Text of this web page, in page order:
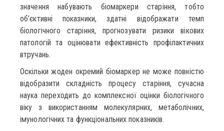
значення набувають біомаркери старіння, тобто
об’єктивні показники, здатні відображати темп
біологічного старіння, прогнозувати ризики вікових
патологій та оцінювати ефективність профілактичних
втручань.
Оскільки жоден окремий біомаркер не може повністю
відобразити складність процесу старіння, сучасна
наука переходить до комплексної оцінки біологічного
віку з використанням молекулярних, метаболічних,
імунологічних та функціональних показників.